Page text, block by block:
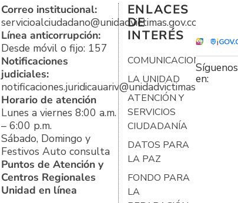
Correo institucional:
servicioalciudadano@unidadvictimas.gov.co
Línea anticorrupción:
Desde móvil o fijo: 157
Notificaciones
judiciales:
notificaciones.juridicauariv@unidadvictimas.gov.co
Horario de atención
Lunes a viernes 8:00 a.m.
– 6:00 p.m.
Sábado, Domingo y
Festivos Auto consulta
Puntos de Atención y
Centros Regionales
Unidad en línea
ENLACES
DE
INTERÉS
COMUNICACIONES
LA UNIDAD
ATENCIÓN Y
SERVICIOS
CIUDADANÍA
DATOS PARA
LA PAZ
FONDO PARA
LA
Síguenos
en: